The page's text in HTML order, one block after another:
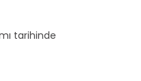
tarihinde